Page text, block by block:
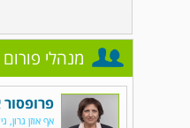
מנהלי
אף אוזן גרון,